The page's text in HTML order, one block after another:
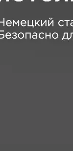
4/5
магазина